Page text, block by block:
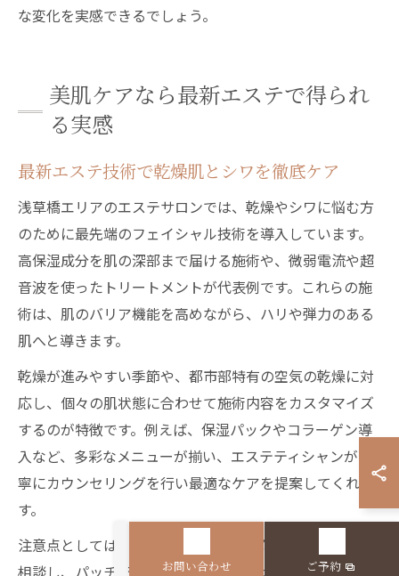
な変化を実感できるでしょう。
美肌ケアなら最新エステで得られ
る実感
最新エステ技術で乾燥肌とシワを徹底ケア
浅草橋エリアのエステサロンでは、乾燥やシワに悩む方
のために最先端のフェイシャル技術を導入しています。
高保湿成分を肌の深部まで届ける施術や、微弱電流や超
音波を使ったトリートメントが代表例です。これらの施
術は、肌のバリア機能を高めながら、ハリや弾力のある
肌へと導きます。
乾燥が進みやすい季節や、都市部特有の空気の乾燥に対
応し、個々の肌状態に合わせて施術内容をカスタマイズ
するのが特徴です。例えば、保湿パックやコラーゲン導
入など、多彩なメニューが揃い、エステティシャンが丁
寧にカウンセリングを行い最適なケアを提案してくれま
す。
注意点としては、敏感肌やアレルギー体質の方は事前に
相談し、パッチテストを受けることが大切です。施術後
お問い合わせ ご予約